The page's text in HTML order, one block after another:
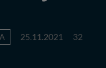
25.11.2021
32